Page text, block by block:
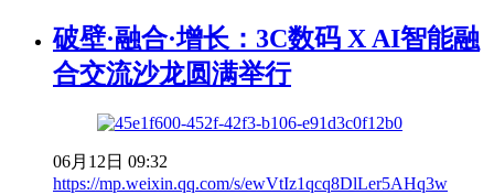
破壁·融合·增长：3C数码 X AI智能融
合交流沙龙圆满举行
06月12日 09:32
https://mp.weixin.qq.com/s/ewVtIz1qcq8DlLer5AHq3w